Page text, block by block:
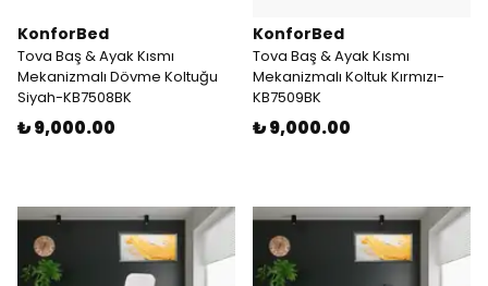
KonforBed
Tova Baş & Ayak Kısmı
Mekanizmalı Dövme Koltuğu
Siyah-KB7508BK
₺ 9,000.00
KonforBed
Tova Baş & Ayak Kısmı
Mekanizmalı Koltuk Kırmızı-
KB7509BK
₺ 9,000.00